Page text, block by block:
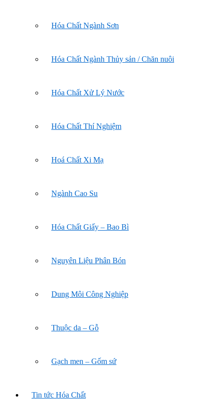
Hóa Chất Ngành Sơn
Hóa Chất Ngành Thủy sản / Chăn nuôi
Hóa Chất Xử Lý Nước
Hóa Chất Thí Nghiệm
Hoá Chất Xi Mạ
Ngành Cao Su
Hóa Chất Giấy – Bao Bì
Nguyên Liệu Phân Bón
Dung Môi Công Nghiệp
Thuộc da – Gỗ
Gạch men – Gốm sứ
Tin tức Hóa Chất